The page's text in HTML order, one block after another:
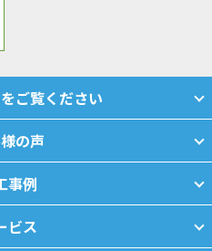
ご覧ください
の声
事例
ビス